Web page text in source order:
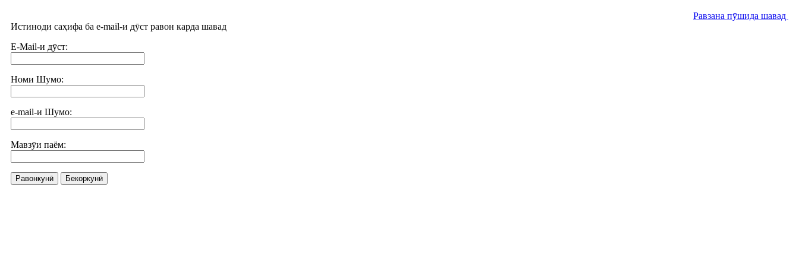
Равзана пӯшида шавад
Истиноди саҳифа ба e-mail-и дӯст равон карда шавад
E-Mail-и дӯст:
Номи Шумо:
e-mail-и Шумо:
Мавзӯи паём:
Равонкунӣ Бекоркунӣ